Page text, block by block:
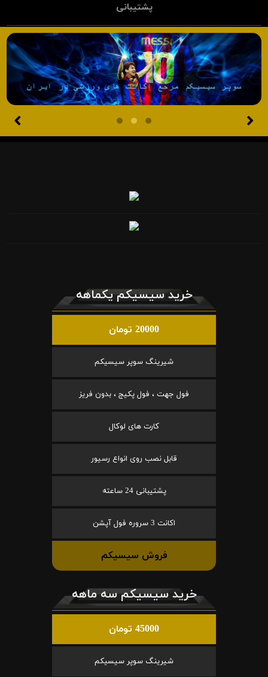
پشتیبانی
خرید سیسیکم یکماهه
20000 تومان
شیرینگ سوپر سیسیکم
فول جهت ، فول پکیج ، بدون فریز
کارت های لوکال
قابل نصب روی انواع رسیور
پشتیبانی 24 ساعته
اکانت 3 سروره فول آپشن
فروش سیسیکم
خرید سیسیکم سه ماهه
45000 تومان
شیرینگ سوپر سیسیکم